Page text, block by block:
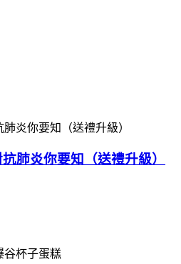
肺炎你要知（送禮升級）